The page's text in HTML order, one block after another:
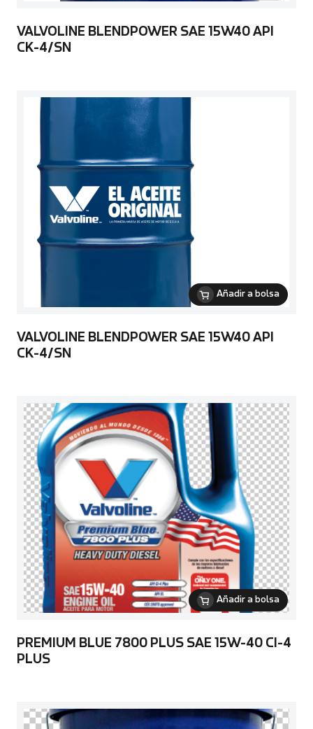
VALVOLINE BLENDPOWER SAE 15W40 API
CK-4/SN
Añadir a bolsa
VALVOLINE BLENDPOWER SAE 15W40 API
CK-4/SN
Añadir a bolsa
PREMIUM BLUE 7800 PLUS SAE 15W-40 CI-4
PLUS